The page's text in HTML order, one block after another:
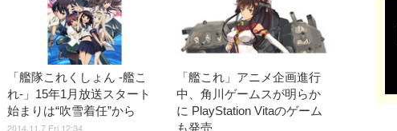
「艦隊これくしょん -艦こ
れ-」15年1月放送スタート
始まりは“吹雪着任”から
2014.11.7 Fri 12:34
「艦これ」アニメ企画進行
中、角川ゲームスが明らか
に PlayStation Vitaのゲーム
も発売